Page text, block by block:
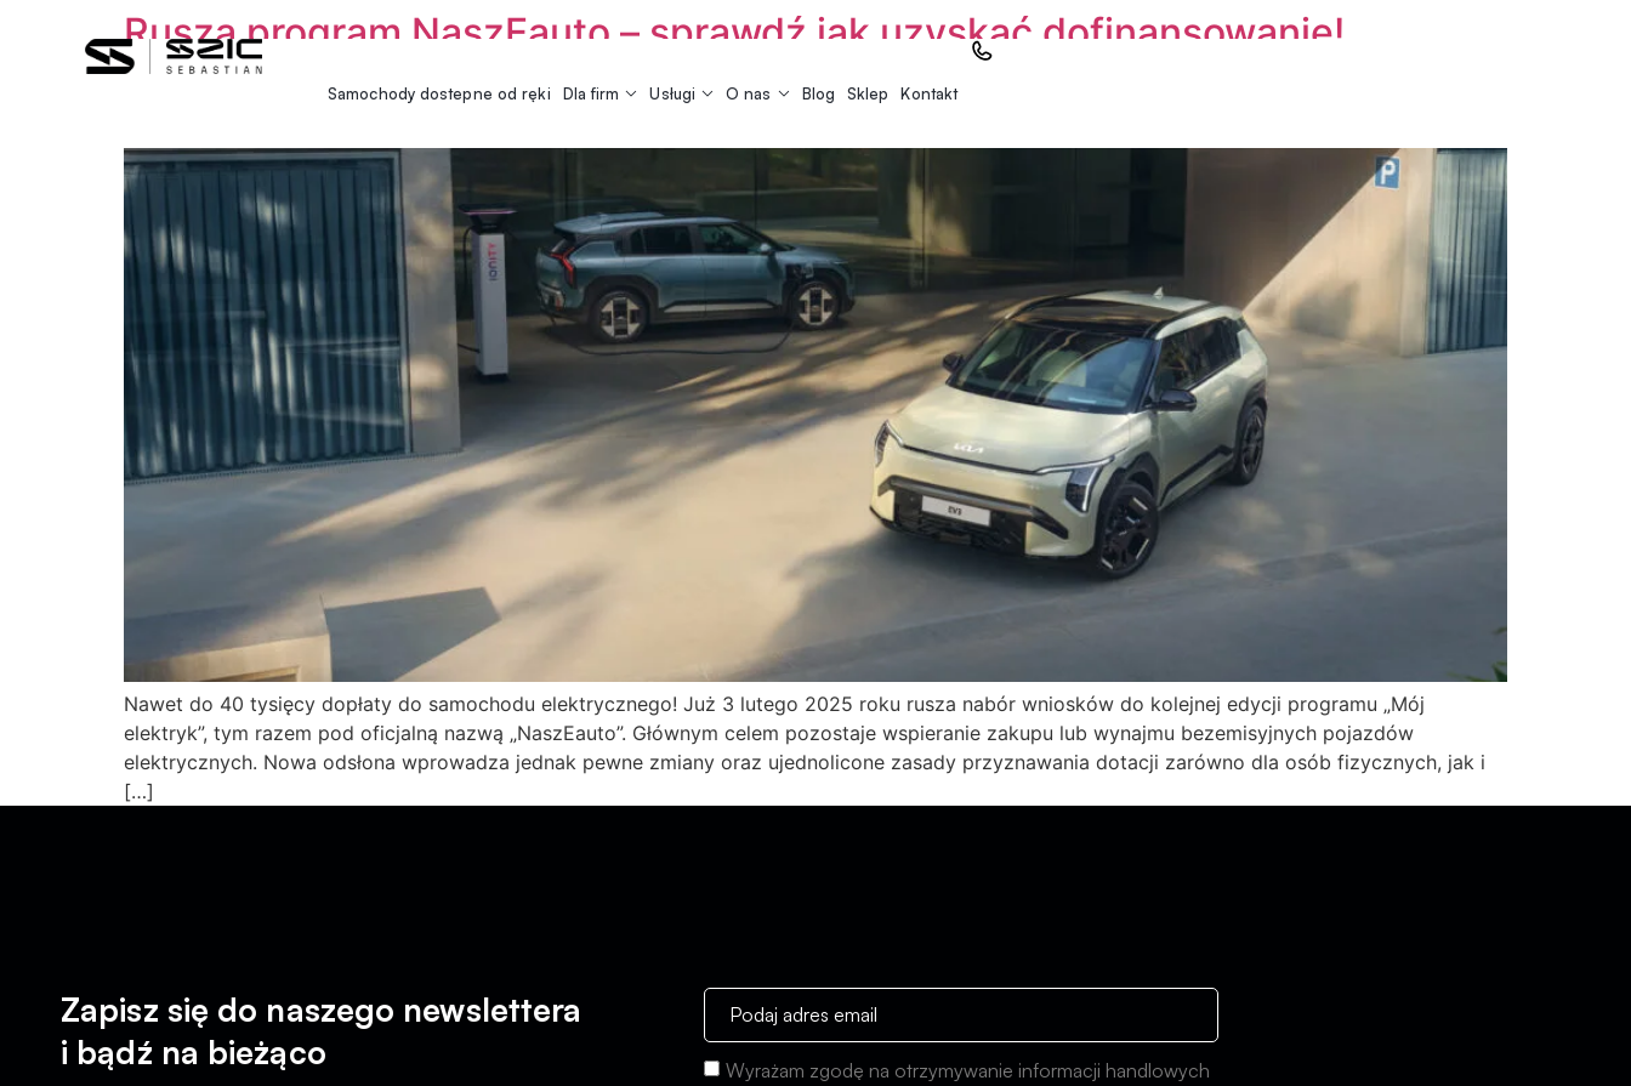
Samochody dostepne od ręki Dla firm Usługi O nas Blog Sklep Kontakt
Rusza program NaszEauto – sprawdź jak uzyskać dofinansowanie!
Nawet do 40 tysięcy dopłaty do samochodu elektrycznego! Już 3 lutego 2025 roku rusza nabór wniosków do kolejnej edycji programu „Mój
elektryk”, tym razem pod oficjalną nazwą „NaszEauto”. Głównym celem pozostaje wspieranie zakupu lub wynajmu bezemisyjnych pojazdów
elektrycznych. Nowa odsłona wprowadza jednak pewne zmiany oraz ujednolicone zasady przyznawania dotacji zarówno dla osób fizycznych, jak i
[…]
Zapisz się do naszego newslettera
i bądź na bieżąco
Wyrażam zgodę na otrzymywanie informacji handlowych